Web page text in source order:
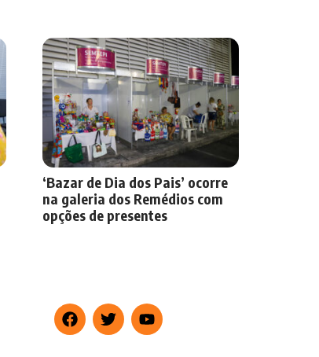
‘Bazar de Dia dos Pais’ ocorre
na galeria dos Remédios com
opções de presentes